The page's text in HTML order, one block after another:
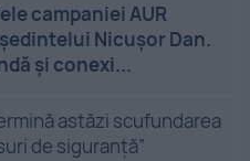
campaniei AUR
Nicușor Dan.
și conexi...
astăzi scufundarea
de siguranţă”